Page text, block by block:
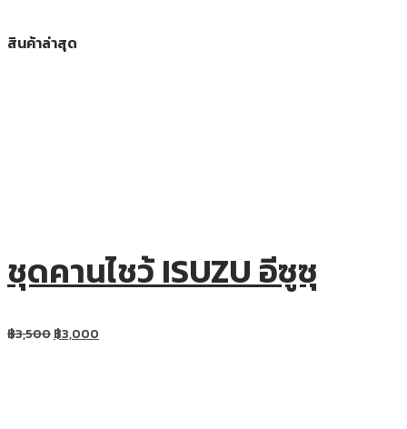
สินค้าล่าสุด
ชุดคานไชว้ ISUZU อีซูซุ
฿3,500฿3,000